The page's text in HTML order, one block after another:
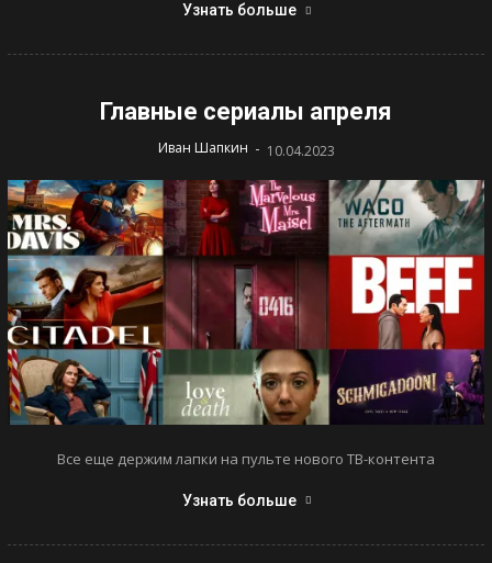
Узнать больше
Главные сериалы апреля
Иван Шапкин - 10.04.2023
Все еще держим лапки на пульте нового ТВ-контента
Узнать больше